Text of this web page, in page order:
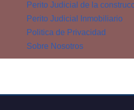
Perito Judicial de la
Perito Judicial Inmobiliario
Politica de Privacidad
Sobre Nosotros